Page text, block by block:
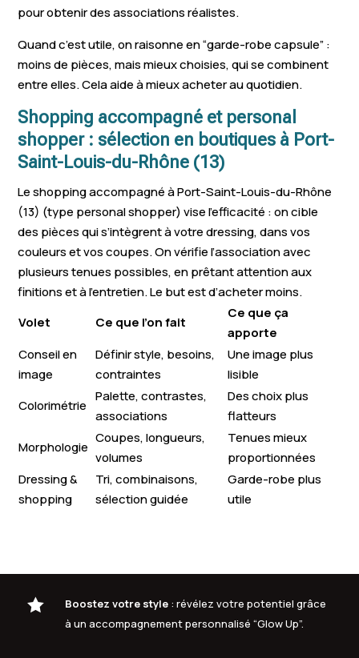
pour obtenir des associations réalistes.
Quand c’est utile, on raisonne en “garde-robe capsule” :
moins de pièces, mais mieux choisies, qui se combinent
entre elles. Cela aide à mieux acheter au quotidien.
Shopping accompagné et personal
shopper : sélection en boutiques à Port-
Saint-Louis-du-Rhône (13)
Le shopping accompagné à Port-Saint-Louis-du-Rhône
(13) (type personal shopper) vise l’efficacité : on cible
des pièces qui s’intègrent à votre dressing, dans vos
couleurs et vos coupes. On vérifie l’association avec
plusieurs tenues possibles, en prêtant attention aux
finitions et à l’entretien. Le but est d’acheter moins.
Volet
Ce que l’on fait
Ce que ça
apporte
Conseil en
image
Définir style, besoins,
contraintes
Une image plus
lisible
Colorimétrie
Palette, contrastes,
associations
Des choix plus
flatteurs
Morphologie
Coupes, longueurs,
volumes
Tenues mieux
proportionnées
Dressing &
shopping
Tri, combinaisons,
sélection guidée
Garde-robe plus
utile
 Boostez votre style: révélez votre potentiel grâce
à un accompagnement personnalisé “Glow Up”.